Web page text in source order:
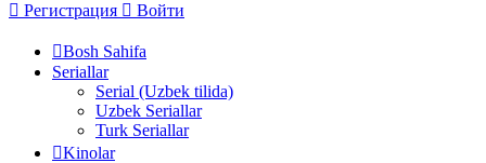
Регистрация Войти
Bosh Sahifa
Seriallar
Serial (Uzbek tilida)
Uzbek Seriallar
Turk Seriallar
Kinolar